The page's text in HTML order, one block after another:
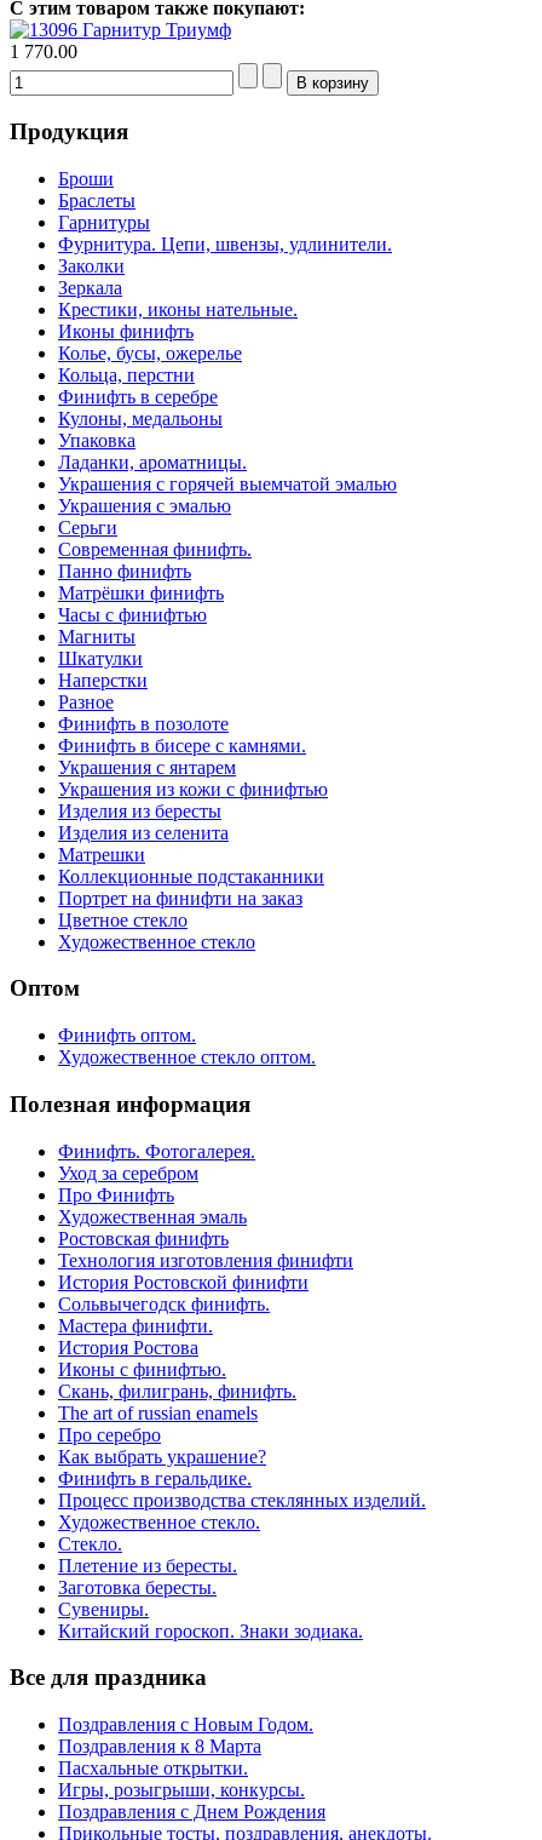
С этим товаром также покупают:
Гарнитур Триумф
1 770.00
Продукция
Броши
Браслеты
Гарнитуры
Фурнитура. Цепи, швензы, удлинители.
Заколки
Зеркала
Крестики, иконы нательные.
Иконы финифть
Колье, бусы, ожерелье
Кольца, перстни
Финифть в серебре
Кулоны, медальоны
Упаковка
Ладанки, ароматницы.
Украшения с горячей выемчатой эмалью
Украшения с эмалью
Серьги
Современная финифть.
Панно финифть
Матрёшки финифть
Часы с финифтью
Магниты
Шкатулки
Наперстки
Разное
Финифть в позолоте
Финифть в бисере с камнями.
Украшения с янтарем
Украшения из кожи с финифтью
Изделия из бересты
Изделия из селенита
Матрешки
Коллекционные подстаканники
Портрет на финифти на заказ
Цветное стекло
Художественное стекло
Оптом
Финифть оптом.
Художественное стекло оптом.
Полезная информация
Финифть. Фотогалерея.
Уход за серебром
Про Финифть
Художественная эмаль
Ростовская финифть
Технология изготовления финифти
История Ростовской финифти
Сольвычегодск финифть.
Мастера финифти.
История Ростова
Иконы с финифтью.
Скань, филигрань, финифть.
The art of russian enamels
Про серебро
Как выбрать украшение?
Финифть в геральдике.
Процесс производства стеклянных изделий.
Художественное стекло.
Стекло.
Плетение из бересты.
Заготовка бересты.
Сувениры.
Китайский гороскоп. Знаки зодиака.
Все для праздника
Поздравления с Новым Годом.
Поздравления к 8 Марта
Пасхальные открытки.
Игры, розыгрыши, конкурсы.
Поздравления с Днем Рождения
Прикольные тосты, поздравления, анекдоты.